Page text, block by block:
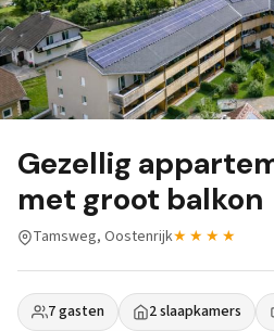
Gezellig
met groot balkon
Tamsweg, Oostenrijk★★★★
7 gasten 2 slaapkamers